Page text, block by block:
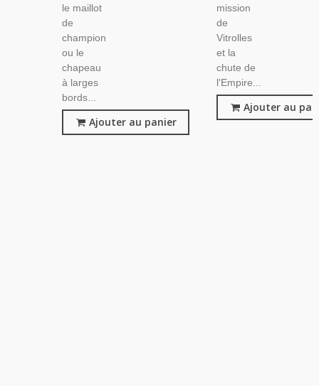
le maillot
de
champion
ou le
chapeau
à larges
bords...
Ajouter au panier
mission
de
Vitrolles
et la
chute de
l'Empire...
Ajouter au